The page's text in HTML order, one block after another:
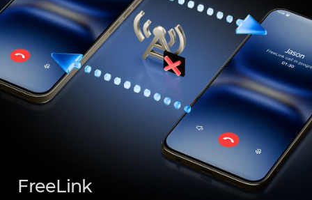
FreeLink